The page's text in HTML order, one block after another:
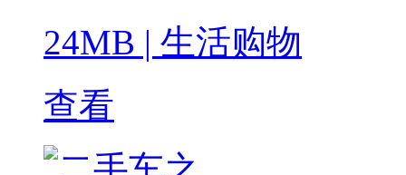
24MB | 生活购物
查看